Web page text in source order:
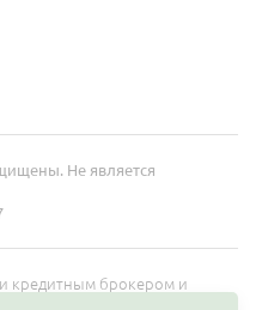
Не является
кредитным брокером и